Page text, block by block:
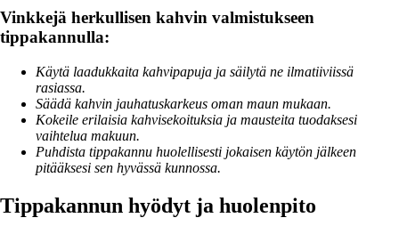
Vinkkejä herkullisen kahvin valmistukseen
tippakannulla:
Käytä laadukkaita kahvipapuja ja säilytä ne ilmatiiviissä
rasiassa.
Säädä kahvin jauhatuskarkeus oman maun mukaan.
Kokeile erilaisia kahvisekoituksia ja mausteita tuodaksesi
vaihtelua makuun.
Puhdista tippakannu huolellisesti jokaisen käytön jälkeen
pitääksesi sen hyvässä kunnossa.
Tippakannun hyödyt ja huolenpito